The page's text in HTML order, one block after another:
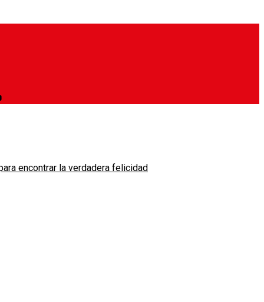
encontrar la verdadera felicidad